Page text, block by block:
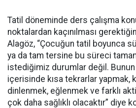
Tatil döneminde ders çalışma
noktalardan kaçınılması
Alagöz, “Çocuğun tatil boyunca
ya da tam tersine bu süreci
istediğimiz durumlar değil.
içerisinde kısa tekrarlar yapmak,
dinlenmek, eğlenmek ve farklı
çok daha sağlıklı olacaktır” diye